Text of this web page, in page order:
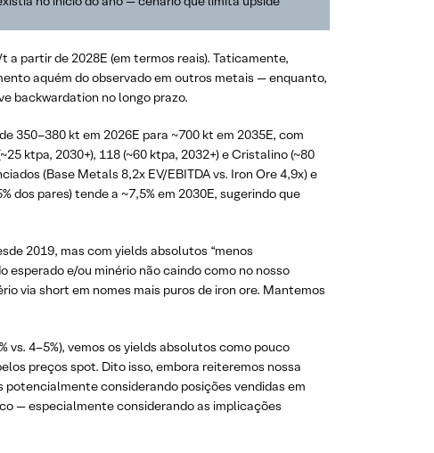
a partir de 2028E (em termos reais). Taticamente,
aquém do observado em outros metais — enquanto,
backwardation no longo prazo.
350–380 kt em 2026E para ~700 kt em 2035E, com
ktpa, 2030+), 118 (~60 ktpa, 2032+) e Cristalino (~80
(Base Metals 8,2x EV/EBITDA vs. Iron Ore 4,9x) e
dos pares) tende a ~7,5% em 2030E, sugerindo que
2019, mas com yields absolutos “menos
esperado e/ou minério não caindo como no nosso
via short em nomes mais puros de iron ore. Mantemos
vs. 4–5%), vemos os yields absolutos como pouco
preços spot. Dito isso, embora reiteremos nossa
considerando posições vendidas em
— especialmente considerando as implicações